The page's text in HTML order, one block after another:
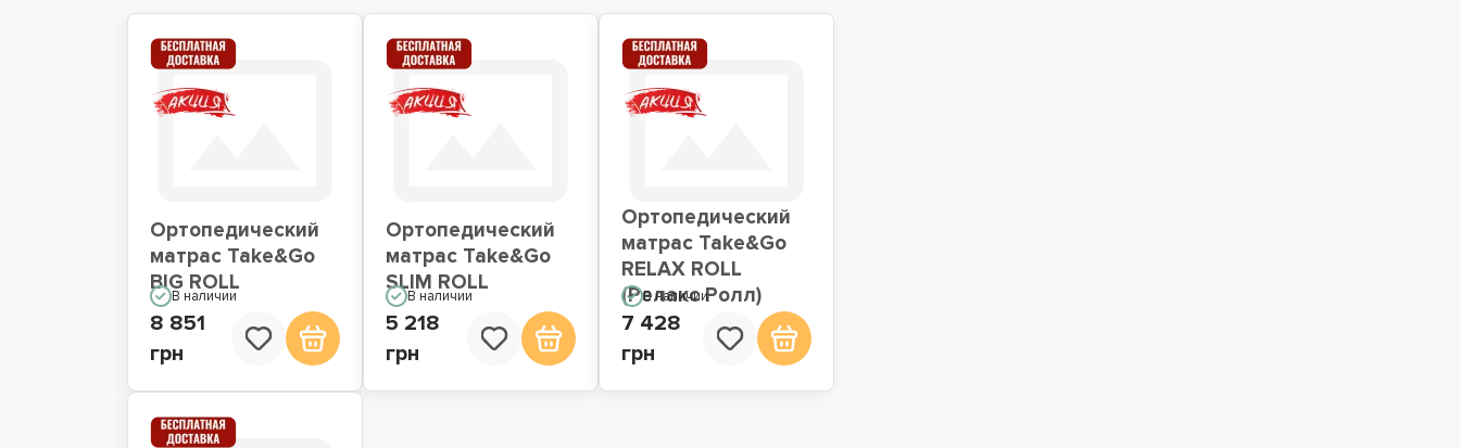
Ортопедический
матрас Take&Go
BIG ROLL
В наличии
8 851
грн
Ортопедический
матрас Take&Go
SLIM ROLL
В наличии
5 218
грн
Ортопедический
матрас Take&Go
RELAX ROLL
(Релакс Ролл)
В наличии
7 428
грн